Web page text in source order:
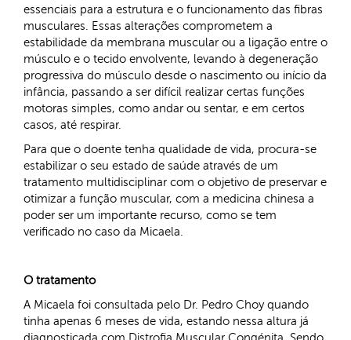
essenciais para a estrutura e o funcionamento das fibras
musculares. Essas alterações comprometem a
estabilidade da membrana muscular ou a ligação entre o
músculo e o tecido envolvente, levando à degeneração
progressiva do músculo desde o nascimento ou início da
infância, passando a ser difícil realizar certas funções
motoras simples, como andar ou sentar, e em certos
casos, até respirar.
Para que o doente tenha qualidade de vida, procura-se
estabilizar o seu estado de saúde através de um
tratamento multidisciplinar com o objetivo de preservar e
otimizar a função muscular, com a medicina chinesa a
poder ser um importante recurso, como se tem
verificado no caso da Micaela.
O tratamento
A Micaela foi consultada pelo Dr. Pedro Choy quando
tinha apenas 6 meses de vida, estando nessa altura já